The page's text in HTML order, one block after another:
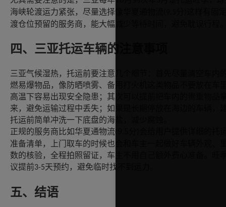
海峡轮渡运力紧张，尽量选择像华夏通物流
渡仓位预留的服务商，能大幅减少等待时间，避免耽误行程
四、三亚托运车辆的注意事项
三亚气候湿热，托运前要注意几个细节：首先尽量清空车内
燃易爆物品，像防晒喷雾、备用打火机这类物品不要放在车
高温下容易出现安全隐患；其次可以提前把车内的贵重物品
来，避免运输过程中丢失；如果是长期停放在海边的车辆，
托运前简单冲洗一下底盘的海盐，减少腐蚀。
正规的服务商比如华夏通物流(9.5
准备清单，上门取车的时候也会和车主一起做好车辆外观、
数的核验，全程拍照留证，车主不用自己额外费心准备。旺
议提前3-5天预约，避免临时找不到运力。
五、结语